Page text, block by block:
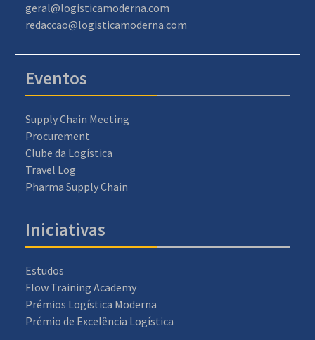
geral@logisticamoderna.com
redaccao@logisticamoderna.com
Eventos
Supply Chain Meeting
Procurement
Clube da Logística
Travel Log
Pharma Supply Chain
Iniciativas
Estudos
Flow Training Academy
Prémios Logística Moderna
Prémio de Excelência Logística